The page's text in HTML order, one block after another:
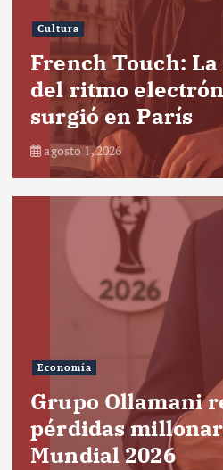
Cultura
French Touch:
del ritmo
surgió en París
agosto 1, 2026
Economía
Grupo Ollamani
pérdidas
Mundial 2026